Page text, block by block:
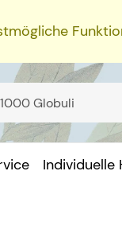
Individuelle